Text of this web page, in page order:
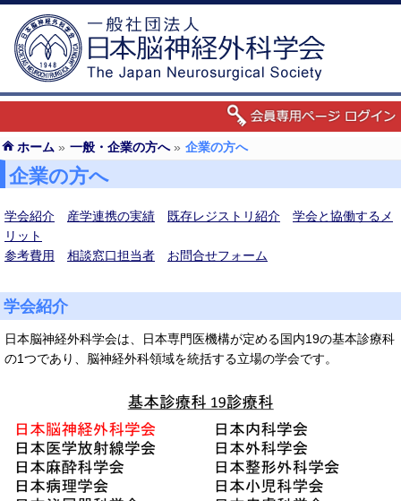
ホーム » 一般・企業の方へ» 企業の方へ
企業の方へ
学会紹介 産学連携の実績 既存レジストリ紹介
学会と協働するメ
リット
参考費用
相談窓口担当者 お問合せフォーム
学会紹介
日本脳神経外科学会は、日本専門医機構が定める国内19の基本診療科
の1つであり、脳神経外科領域を統括する立場の学会です。